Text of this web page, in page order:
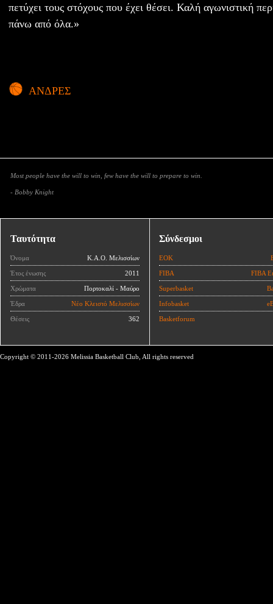
πετύχει τους στόχους που έχει θέσει. Καλή αγωνιστική
πάνω από όλα.»
ΑΝΔΡΕΣ
Most people have the will to win, few have the will to prepare to win.
- Bobby Knight
Ταυτότητα
Όνομα Κ.Α.Ο. Μελισσίων
Έτος ένωσης 2011
Χρώματα Πορτοκαλί - Μαύρο
Έδρα Νέο Κλειστό Μελισσίων
Θέσεις 362
Σύνδεσμοι
ΕΟΚ
FIBA FIBA
Superbasket
Infobasket
Basketforum
Copyright © 2011-2026 Melissia Basketball Club, All rights reserved